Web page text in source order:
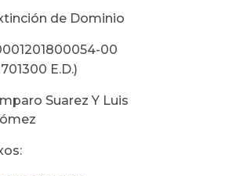
de Dominio
00
E.D.)
Suarez Y Luis